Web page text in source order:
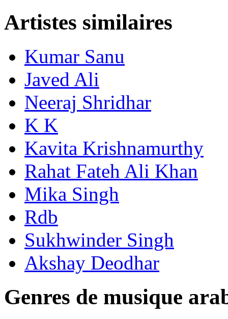
Artistes similaires
Kumar Sanu
Javed Ali
Neeraj Shridhar
K K
Kavita Krishnamurthy
Rahat Fateh Ali Khan
Mika Singh
Rdb
Sukhwinder Singh
Akshay Deodhar
Genres de musique